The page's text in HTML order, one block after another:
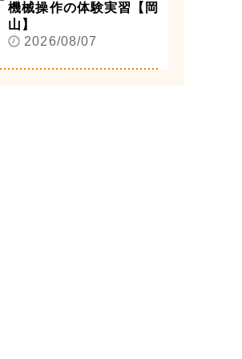
機械操作の体験実習【岡
山】
2026/08/07